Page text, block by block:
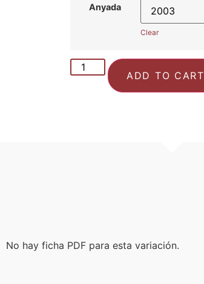
Anyada
Clear
ADD TO CART
No hay ficha PDF para esta variación.